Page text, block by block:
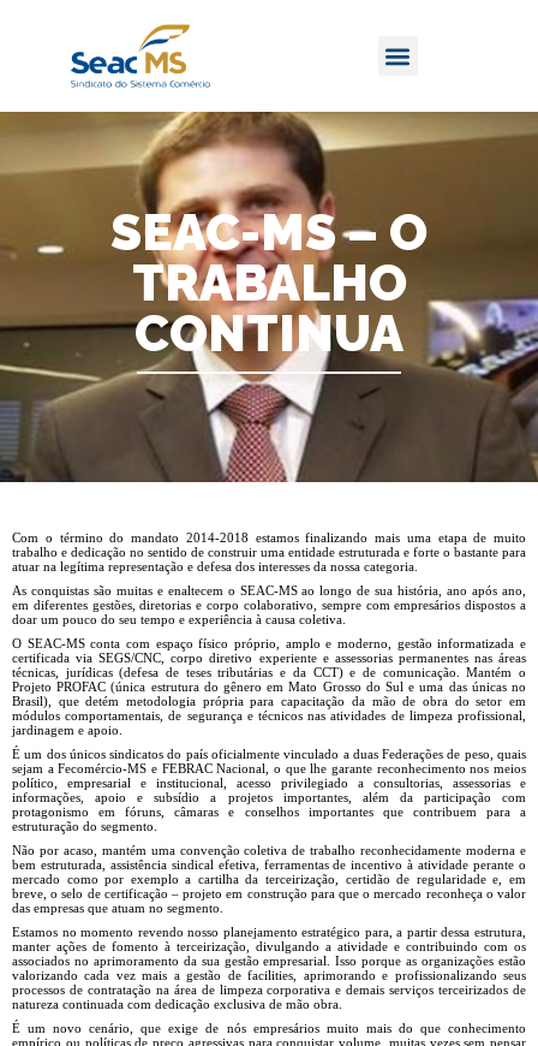
SEAC-MS – O
TRABALHO
CONTINUA
Com o término do mandato 2014-2018 estamos finalizando mais uma etapa de muito
trabalho e dedicação no sentido de construir uma entidade estruturada e forte o bastante para
atuar na legítima representação e defesa dos interesses da nossa categoria.
As conquistas são muitas e enaltecem o SEAC-MS ao longo de sua história, ano após ano,
em diferentes gestões, diretorias e corpo colaborativo, sempre com empresários dispostos a
doar um pouco do seu tempo e experiência à causa coletiva.
O SEAC-MS conta com espaço físico próprio, amplo e moderno, gestão informatizada e
certificada via SEGS/CNC, corpo diretivo experiente e assessorias permanentes nas áreas
técnicas, jurídicas (defesa de teses tributárias e da CCT) e de comunicação. Mantém o
Projeto PROFAC (única estrutura do gênero em Mato Grosso do Sul e uma das únicas no
Brasil), que detém metodologia própria para capacitação da mão de obra do setor em
módulos comportamentais, de segurança e técnicos nas atividades de limpeza profissional,
jardinagem e apoio.
É um dos únicos sindicatos do país oficialmente vinculado a duas Federações de peso, quais
sejam a Fecomércio-MS e FEBRAC Nacional, o que lhe garante reconhecimento nos meios
político, empresarial e institucional, acesso privilegiado a consultorias, assessorias e
informações, apoio e subsídio a projetos importantes, além da participação com
protagonismo em fóruns, câmaras e conselhos importantes que contribuem para a
estruturação do segmento.
Não por acaso, mantém uma convenção coletiva de trabalho reconhecidamente moderna e
bem estruturada, assistência sindical efetiva, ferramentas de incentivo à atividade perante o
mercado como por exemplo a cartilha da terceirização, certidão de regularidade e, em
breve, o selo de certificação – projeto em construção para que o mercado reconheça o valor
das empresas que atuam no segmento.
Estamos no momento revendo nosso planejamento estratégico para, a partir dessa estrutura,
manter ações de fomento à terceirização, divulgando a atividade e contribuindo com os
associados no aprimoramento da sua gestão empresarial. Isso porque as organizações estão
valorizando cada vez mais a gestão de facilities, aprimorando e profissionalizando seus
processos de contratação na área de limpeza corporativa e demais serviços terceirizados de
natureza continuada com dedicação exclusiva de mão obra.
É um novo cenário, que exige de nós empresários muito mais do que conhecimento
empírico ou políticas de preço agressivas para conquistar volume, muitas vezes sem pensar